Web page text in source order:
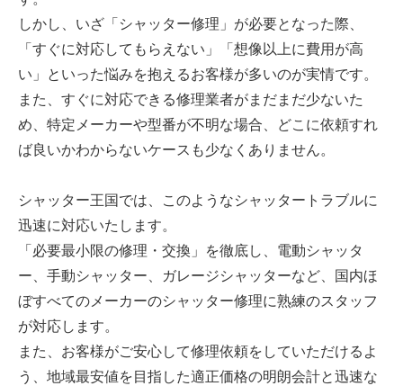
しかし、いざ「シャッター修理」が必要となった際、
「すぐに対応してもらえない」「想像以上に費用が高
い」といった悩みを抱えるお客様が多いのが実情です。
また、すぐに対応できる修理業者がまだまだ少ないた
め、特定メーカーや型番が不明な場合、どこに依頼すれ
ば良いかわからないケースも少なくありません。
シャッター王国では、このようなシャッタートラブルに
迅速に対応いたします。
「必要最小限の修理・交換」を徹底し、電動シャッタ
ー、手動シャッター、ガレージシャッターなど、国内ほ
ぼすべてのメーカーのシャッター修理に熟練のスタッフ
が対応します。
また、お客様がご安心して修理依頼をしていただけるよ
う、地域最安値を目指した適正価格の明朗会計と迅速な